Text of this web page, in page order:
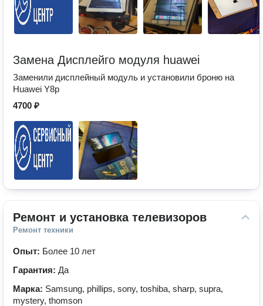
Замена Дисплейго модуля huawei
Заменили дисплейный модуль и установили броню на
Huawei Y8p
4700 ₽
Ремонт и установка телевизоров
Ремонт техники
Опыт: Более 10 лет
Гарантия: Да
Марка: Samsung, phillips, sony, toshiba, sharp, supra,
mystery, thomson